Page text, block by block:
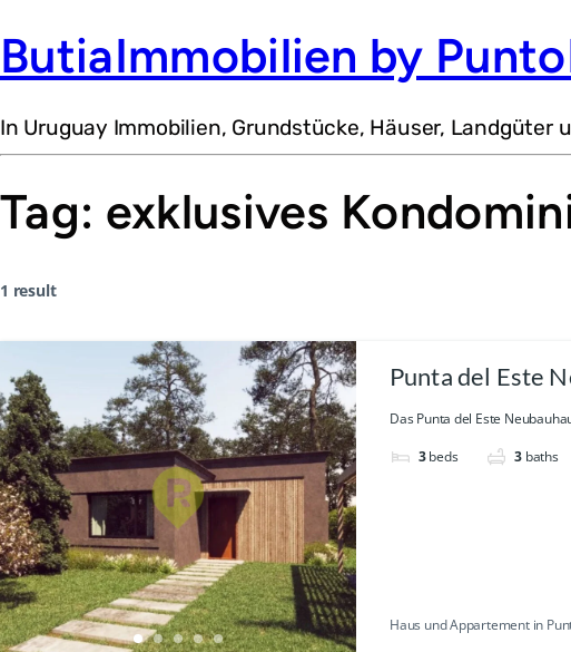
ButiaImmobilien by
In Uruguay Immobilien, Grundstücke, Häuser,
Tag: exklusives
1 result
Punta del Este
Das Punta del Este
3 beds 3 baths
Haus und Appartement in